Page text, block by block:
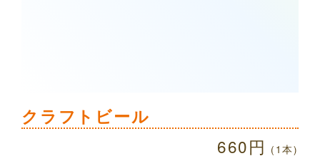
クラフトビール
660円 (1本)